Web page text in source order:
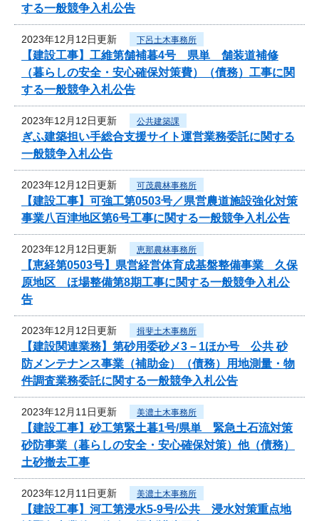
する一般競争入札公告
2023年12月12日更新 下呂土木事務所
【建設工事】工維第舗補暮4号 県単 舗装道補修
（暮らしの安全・安心確保対策費）（債務）工事に関
する一般競争入札公告
2023年12月12日更新 公共建築課
ぎふ建築担い手総合支援サイト運営業務委託に関する
一般競争入札公告
2023年12月12日更新 可茂農林事務所
【建設工事】可強工第0503号／県営農道施設強化対策
事業八百津地区第6号工事に関する一般競争入札公告
2023年12月12日更新 恵那農林事務所
【恵経第0503号】県営経営体育成基盤整備事業 久保
原地区 ほ場整備第8期工事に関する一般競争入札公
告
2023年12月12日更新 揖斐土木事務所
【建設関連業務】第砂用委砂メ3－1ほか号 公共 砂
防メンテナンス事業（補助金）（債務）用地測量・物
件調査業務委託に関する一般競争入札公告
2023年12月11日更新 美濃土木事務所
【建設工事】砂工第緊土暮1号/県単 緊急土石流対策
砂防事業（暮らしの安全・安心確保対策）他（債務）
土砂撤去工事
2023年12月11日更新 美濃土木事務所
【建設工事】河工第浸水5-9号/公共 浸水対策重点地